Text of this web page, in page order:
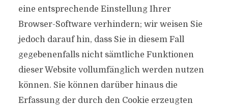
eine entsprechende Einstellung Ihrer
Browser-Software verhindern; wir weisen Sie
jedoch darauf hin, dass Sie in diesem Fall
gegebenenfalls nicht sämtliche Funktionen
dieser Website vollumfänglich werden nutzen
können. Sie können darüber hinaus die
Erfassung der durch den Cookie erzeugten